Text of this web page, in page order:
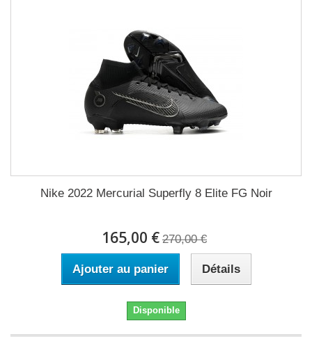
Nike 2022 Mercurial Superfly 8 Elite FG Noir
165,00 € 270,00 €
Ajouter au panier Détails
Disponible